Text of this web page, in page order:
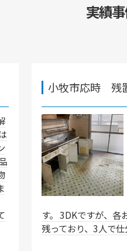
実績
小牧市応時 残
す。 3DKですが、各
残っており、3人で